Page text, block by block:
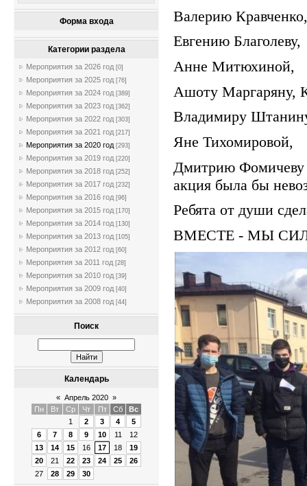
Форма входа
Категории раздела
Мероприятия за 2026 год [0]
Мероприятия за 2025 год [76]
Мероприятия за 2024 год [389]
Мероприятия за 2023 год [362]
Мероприятия за 2022 год [303]
Мероприятия за 2021 год [217]
Мероприятия за 2020 год [293]
Мероприятия за 2019 год [220]
Мероприятия за 2018 год [252]
Мероприятия за 2017 год [232]
Мероприятия за 2016 год [96]
Мероприятия за 2015 год [170]
Мероприятия за 2014 год [130]
Мероприятия за 2013 год [105]
Мероприятия за 2012 год [60]
Мероприятия за 2011 год [28]
Мероприятия за 2010 год [39]
Мероприятия за 2009 год [40]
Мероприятия за 2008 год [44]
Поиск
Календарь
« Апрель 2020 »
Пн
Вт Ср Чт Пт Сб
Вс
1
2 3 4
5
6
7 8 9 10 11
12
13
14 15 16 17 18
19
20
21 22 23 24 25
26
27
28 29 30
Валерию Кравченко,
Евгению Благолеву,
Анне Митюхиной,
Ашоту Маргаряну,
Владимиру
Яне Тихомировой,
Дмитрию Фомичеву
акция была бы
Ребята от души
ВМЕСТЕ - МЫ